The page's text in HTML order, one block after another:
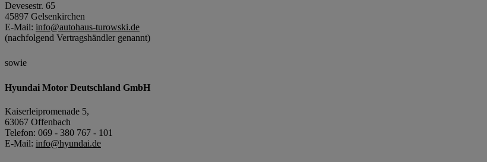
Devesestr. 65
45897 Gelsenkirchen
E-Mail: info@autohaus-turowski.de
(nachfolgend Vertragshändler genannt)
sowie
Hyundai Motor Deutschland GmbH
Kaiserleipromenade 5,
63067 Offenbach
Telefon: 069 - 380 767 - 101
E-Mail: info@hyundai.de